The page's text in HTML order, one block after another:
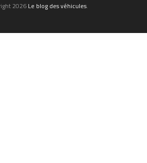
2026 Le blog des véhicules.